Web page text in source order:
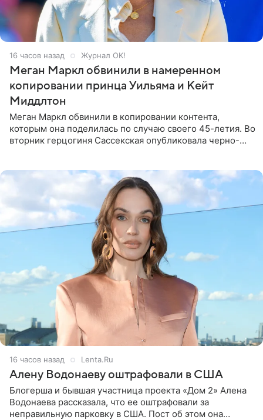
16 часов назад Журнал OK!
Меган Маркл обвинили в намеренном
копировании принца Уильяма и Кейт
Миддлтон
Меган Маркл обвинили в копировании контента,
которым она поделилась по случаю своего 45-летия. Во
вторник герцогиня Сассекская опубликовала черно-
16 часов назад Lenta.Ru
Алену Водонаеву оштрафовали в США
Блогерша и бывшая участница проекта «Дом 2» Алена
Водонаева рассказала, что ее оштрафовали за
неправильную парковку в США. Пост об этом она